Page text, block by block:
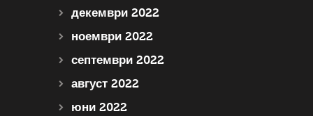
декември 2022
ноември 2022
септември 2022
август 2022
юни 2022